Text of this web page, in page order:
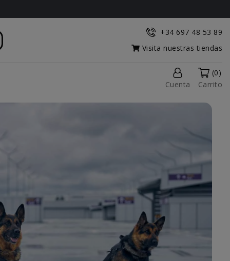
+34 697 48 53 89
Visita nuestras tiendas
Cuenta
(0)
Carrito